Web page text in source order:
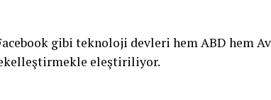
gibi teknoloji devleri hem ABD hem
eleştiriliyor.